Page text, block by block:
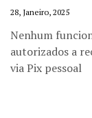
28, Janeiro, 2025
Nenhum
autorizados a
via Pix pessoal